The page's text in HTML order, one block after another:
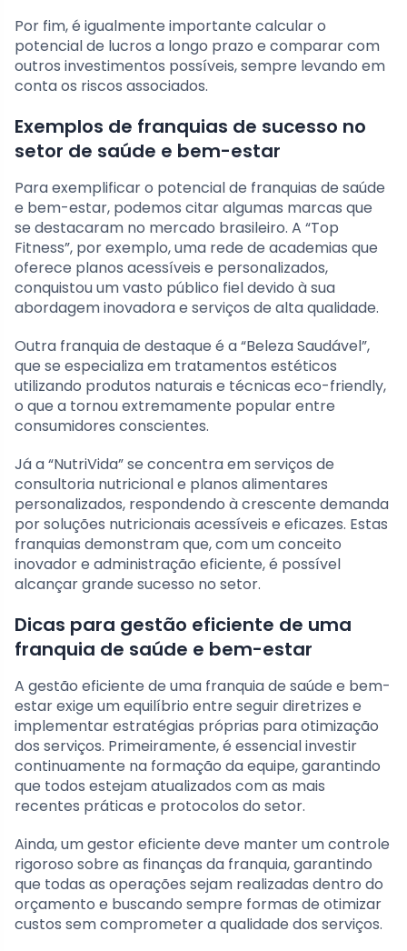
Por fim, é igualmente importante calcular o
potencial de lucros a longo prazo e comparar com
outros investimentos possíveis, sempre levando em
conta os riscos associados.
Exemplos de franquias de sucesso no
setor de saúde e bem-estar
Para exemplificar o potencial de franquias de saúde
e bem-estar, podemos citar algumas marcas que
se destacaram no mercado brasileiro. A “Top
Fitness”, por exemplo, uma rede de academias que
oferece planos acessíveis e personalizados,
conquistou um vasto público fiel devido à sua
abordagem inovadora e serviços de alta qualidade.
Outra franquia de destaque é a “Beleza Saudável”,
que se especializa em tratamentos estéticos
utilizando produtos naturais e técnicas eco-friendly,
o que a tornou extremamente popular entre
consumidores conscientes.
Já a “NutriVida” se concentra em serviços de
consultoria nutricional e planos alimentares
personalizados, respondendo à crescente demanda
por soluções nutricionais acessíveis e eficazes. Estas
franquias demonstram que, com um conceito
inovador e administração eficiente, é possível
alcançar grande sucesso no setor.
Dicas para gestão eficiente de uma
franquia de saúde e bem-estar
A gestão eficiente de uma franquia de saúde e bem-
estar exige um equilíbrio entre seguir diretrizes e
implementar estratégias próprias para otimização
dos serviços. Primeiramente, é essencial investir
continuamente na formação da equipe, garantindo
que todos estejam atualizados com as mais
recentes práticas e protocolos do setor.
Ainda, um gestor eficiente deve manter um controle
rigoroso sobre as finanças da franquia, garantindo
que todas as operações sejam realizadas dentro do
orçamento e buscando sempre formas de otimizar
custos sem comprometer a qualidade dos serviços.